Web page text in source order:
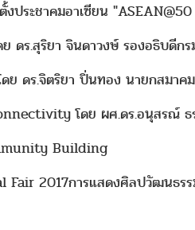
งประชาคมอาเซียน
ร.สุริยา จินดาวงษ์ รองอธิบดีกร
ร.จิตริยา ปิ่นทอง นายกสมาคม
โดย ผศ.ดร.อนุสรณ์ ธ
Building
2017การแสดงศิลปวัฒนธร